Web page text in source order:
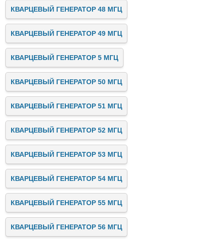
КВАРЦЕВЫЙ ГЕНЕРАТОР 48 МГЦ
КВАРЦЕВЫЙ ГЕНЕРАТОР 49 МГЦ
КВАРЦЕВЫЙ ГЕНЕРАТОР 5 МГЦ
КВАРЦЕВЫЙ ГЕНЕРАТОР 50 МГЦ
КВАРЦЕВЫЙ ГЕНЕРАТОР 51 МГЦ
КВАРЦЕВЫЙ ГЕНЕРАТОР 52 МГЦ
КВАРЦЕВЫЙ ГЕНЕРАТОР 53 МГЦ
КВАРЦЕВЫЙ ГЕНЕРАТОР 54 МГЦ
КВАРЦЕВЫЙ ГЕНЕРАТОР 55 МГЦ
КВАРЦЕВЫЙ ГЕНЕРАТОР 56 МГЦ